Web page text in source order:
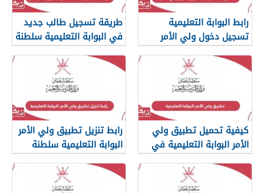
رابط البوابة التعليمية
تسجيل دخول ولي الأمر
طريقة تسجيل طالب جديد
في البوابة التعليمية سلطنة
عمان
كيفية تحميل تطبيق ولي
الأمر البوابة التعليمية في
عمان
رابط تنزيل تطبيق ولي الأمر
البوابة التعليمية سلطنة
عمان